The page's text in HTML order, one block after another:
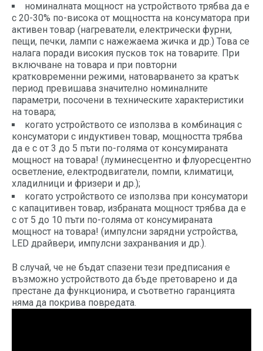
номиналната мощност на устройството трябва да е
с 20-30% по-висока от мощността на консуматора при
активен товар (нагреватели, електрически фурни,
пещи, печки, лампи с нажежаема жичка и др.) Това се
налага поради високия пусков ток на товарите. При
включване на товара и при повторни
кратковременни режими, натоварването за кратък
период превишава значително номиналните
параметри, посочени в техническите характеристики
на товара;
когато устройството се използва в комбинация с
консуматори с индуктивен товар, мощността трябва
да е с от 3 до 5 пъти по-голяма от консумираната
мощност на товара! (луминесцентно и флуоресцентно
осветление, електродвигатели, помпи, климатици,
хладилници и фризери и др.);
когато устройството се използва при консуматори
с капацитивен товар, избраната мощност трябва да е
с от 5 до 10 пъти по-голяма от консумираната
мощност на товара! (импулсни зарядни устройства,
LED драйвери, импулсни захранвания и др.).
В случай, че не бъдат спазени тези предписания е
възможно устройството да бъде претоварено и да
престане да функционира, и съответно гаранцията
няма да покрива повредата.